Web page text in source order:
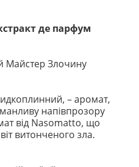
де парфум
Майстер Злочину
– аромат,
напівпрозору
від Nasomatto, що
витонченого зла.